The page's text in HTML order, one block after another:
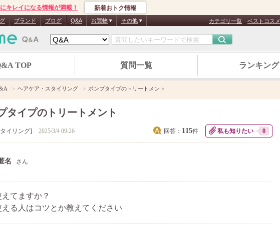
キレイになる情報が満載！ 新着おトク情報
ブランド ブログ Q&A お買物 その他 カテゴリ一覧 ベストコスメ
TOP 質問一覧 ランキング
ヘアケア・スタイリング ポンプタイプのトリートメント
タイプのトリートメント
イリング 2025/3/4 09:26 回答： 115件 私も知りたい 0
名 さん
てますか？
る人はコツとか教えてください